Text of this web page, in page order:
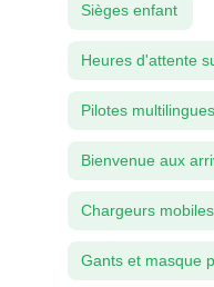
Sièges enfant
Heures d'attente
Pilotes multilingues
Bienvenue aux
Chargeurs mobiles
Gants et masque